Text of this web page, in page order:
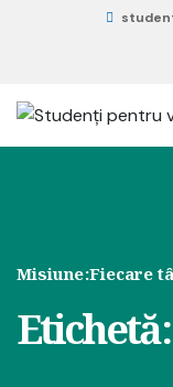
Misiune:Fiecare
Etichetă: